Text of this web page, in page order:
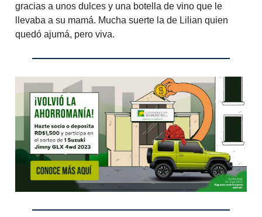
gracias a unos dulces y una botella de vino que le
llevaba a su mamá. Mucha suerte la de Lilian quien
quedó ajumá, pero viva.